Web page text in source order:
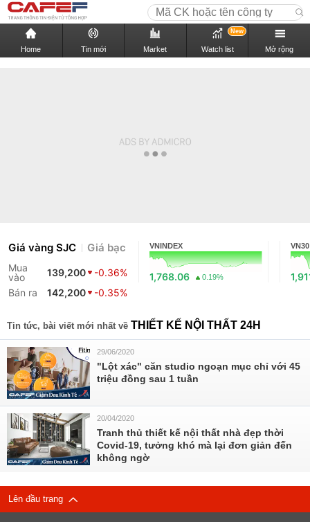
Home Tin mới Market Watch list
New
Mở rộng
Giá vàng SJC Giá bạc
Mua
vào
139,200
-0.36%
Bán ra
142,200 -0.35%
VNINDEX
1,768.06 0.19%
VN30
Tin tức, bài viết mới nhất về THIẾT KẾ NỘI THẤT 24H
29/06/2020
"Lột xác" căn studio ngoạn mục chỉ với 45
triệu đồng sau 1 tuần
20/04/2020
Tranh thủ thiết kế nội thất nhà đẹp thời
Covid-19, tưởng khó mà lại đơn giản đến
không ngờ
Lên đầu trang